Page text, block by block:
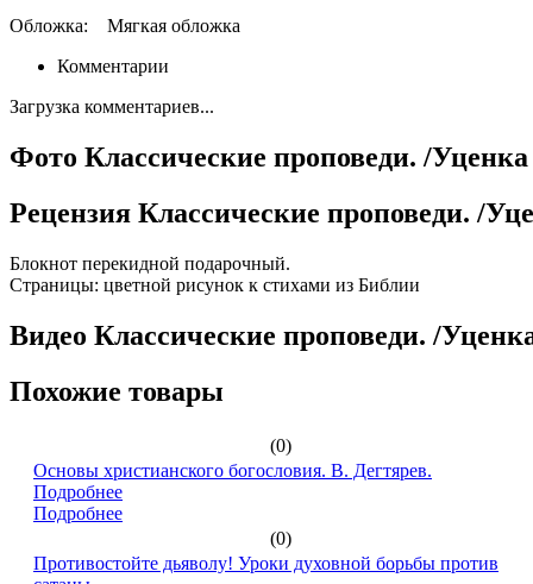
Обложка: Мягкая обложка
Комментарии
Загрузка комментариев...
Фото Классические проповеди. /
Рецензия Классические проповеди. /
Блокнот перекидной подарочный.
Страницы: цветной рисунок к стихами из Библии
Видео Классические проповеди. /
Похожие товары
(0)
Основы христианского богословия. В. Дегтярев.
Подробнее
Подробнее
(0)
Противостойте дьяволу! Уроки духовной борьбы против